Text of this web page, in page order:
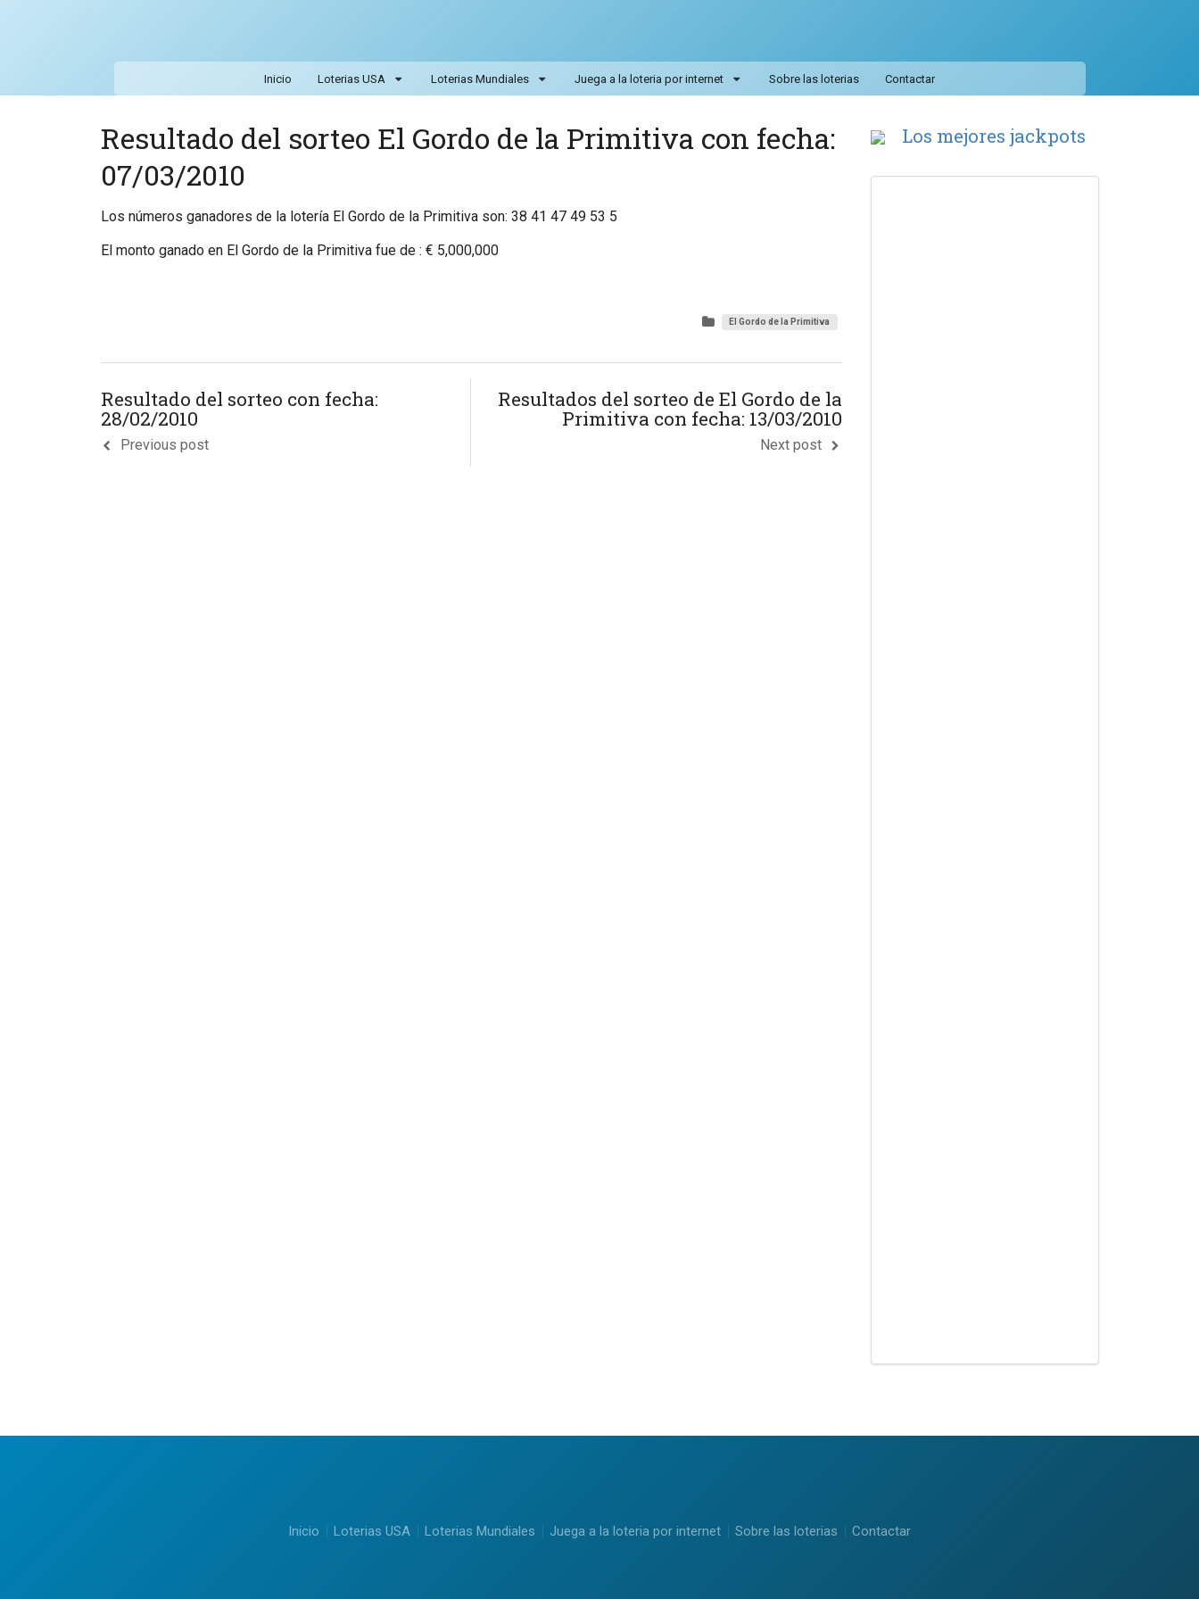
Inicio Loterias USA Loterias Mundiales Juega a la loteria por internet Sobre las loterias Contactar
Resultado del sorteo El Gordo de la Primitiva con fecha:
07/03/2010
Los números ganadores de la lotería El Gordo de la Primitiva son: 38 41 47 49 53 5
El monto ganado en El Gordo de la Primitiva fue de : € 5,000,000
El Gordo de la Primitiva
Resultado del sorteo con fecha:
28/02/2010
Previous post
Resultados del sorteo de El Gordo de la
Primitiva con fecha: 13/03/2010
Next post
Los mejores jackpots
Inicio Loterias USA Loterias Mundiales Juega a la loteria por internet Sobre las loterias Contactar